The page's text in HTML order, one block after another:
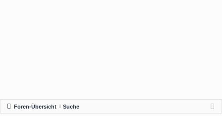
Foren-Übersicht Suche